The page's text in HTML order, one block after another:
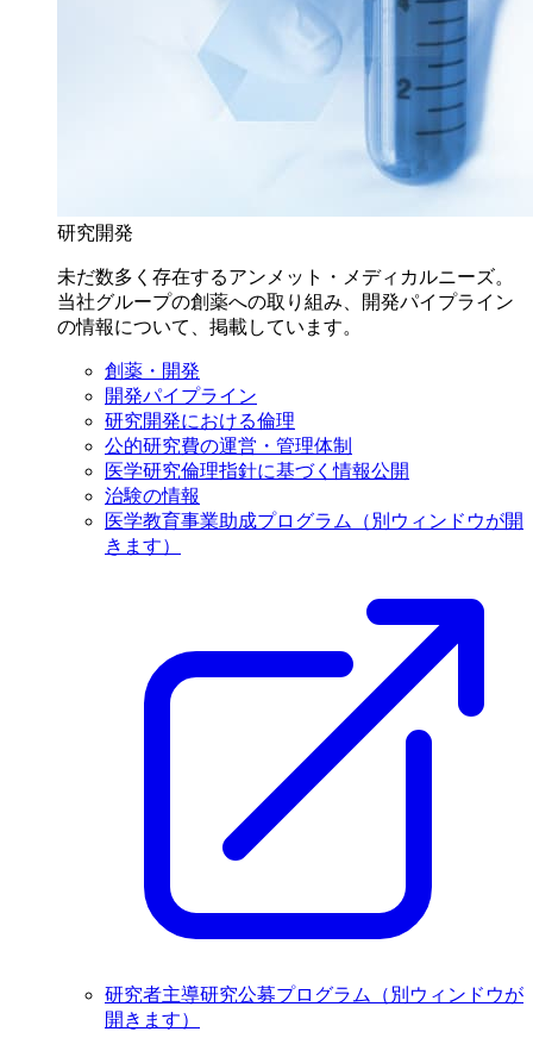
研究開発
未だ数多く存在するアンメット・メディカルニーズ。
当社グループの創薬への取り組み、開発パイプライン
の情報について、掲載しています。
創薬・開発
開発パイプライン
研究開発における倫理
公的研究費の運営・管理体制
医学研究倫理指針に基づく情報公開
治験の情報
医学教育事業助成プログラム
（別ウィンドウが開
きます）
研究者主導研究公募プログラム
（別ウィンドウが
開きます）